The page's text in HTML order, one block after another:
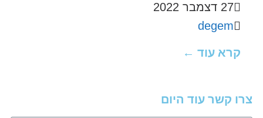
27 דצמבר 2022
degem
קרא עוד ←
צרו קשר עוד היום